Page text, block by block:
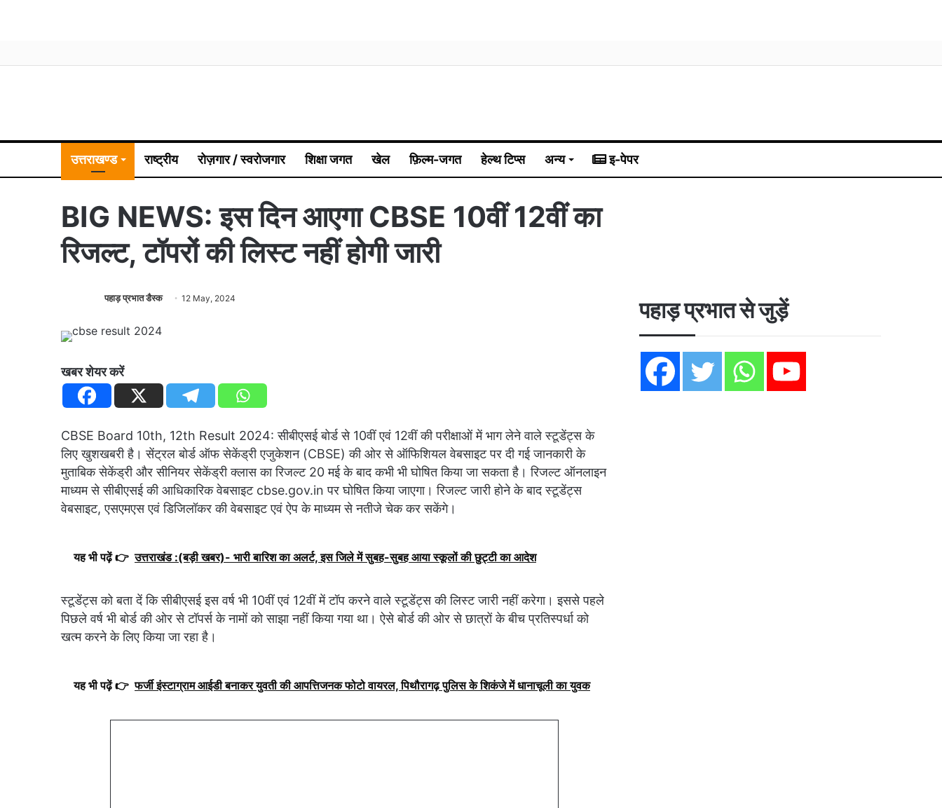
उत्तराखण्ड राष्ट्रीय रोज़गार / स्वरोजगार शिक्षा जगत खेल फ़िल्म-जगत हेल्थ टिप्स अन्य इ-पेपर
BIG NEWS: इस दिन आएगा CBSE 10वीं 12वीं का
रिजल्ट, टॉपरों की लिस्ट नहीं होगी जारी
पहाड़ प्रभात डैस्क 12 May, 2024
खबर शेयर करें
CBSE Board 10th, 12th Result 2024: सीबीएसई बोर्ड से 10वीं एवं 12वीं की परीक्षाओं में भाग लेने वाले स्टूडेंट्स के
लिए खुशखबरी है। सेंट्रल बोर्ड ऑफ सेकेंड्री एजुकेशन (CBSE) की ओर से ऑफिशियल वेबसाइट पर दी गई जानकारी के
मुताबिक सेकेंड्री और सीनियर सेकेंड्री क्लास का रिजल्ट 20 मई के बाद कभी भी घोषित किया जा सकता है। रिजल्ट ऑनलाइन
माध्यम से सीबीएसई की आधिकारिक वेबसाइट cbse.gov.in पर घोषित किया जाएगा। रिजल्ट जारी होने के बाद स्टूडेंट्स
वेबसाइट, एसएमएस एवं डिजिलॉकर की वेबसाइट एवं ऐप के माध्यम से नतीजे चेक कर सकेंगे।
यह भी पढ़ें 👉 उत्तराखंड :(बड़ी खबर)- भारी बारिश का अलर्ट, इस जिले में सुबह-सुबह आया स्कूलों की छुट्टी का आदेश
स्टूडेंट्स को बता दें कि सीबीएसई इस वर्ष भी 10वीं एवं 12वीं में टॉप करने वाले स्टूडेंट्स की लिस्ट जारी नहीं करेगा। इससे पहले
पिछले वर्ष भी बोर्ड की ओर से टॉपर्स के नामों को साझा नहीं किया गया था। ऐसे बोर्ड की ओर से छात्रों के बीच प्रतिस्पर्धा को
खत्म करने के लिए किया जा रहा है।
यह भी पढ़ें 👉 फर्जी इंस्टाग्राम आईडी बनाकर युवती की आपत्तिजनक फोटो वायरल, पिथौरागढ़ पुलिस के शिकंजे में धानाचूली का युवक
पहाड़ प्रभात से जुड़ें